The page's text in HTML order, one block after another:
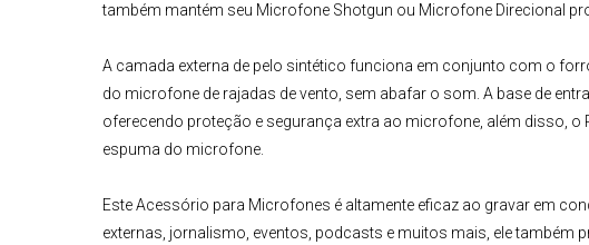
também mantém seu Microfone Shotgun ou Microfone Direcional
A camada externa de pelo sintético funciona em conjunto com o
do microfone de rajadas de vento, sem abafar o som. A base de
oferecendo proteção e segurança extra ao microfone, além disso, o
espuma do microfone.
EsteAcessório para Microfones é altamente eficaz ao gravar em
externas, jornalismo, eventos, podcasts e muitos mais, ele